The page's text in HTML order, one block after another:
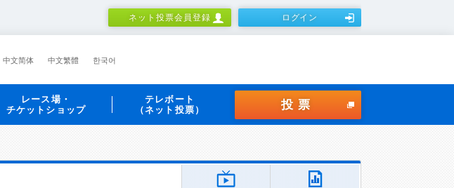
ネット投票会員登録 ログイン
中文简体 中文繁體 한국어
レース場・
チケットショップ
テレボート
（ネット投票）
投票